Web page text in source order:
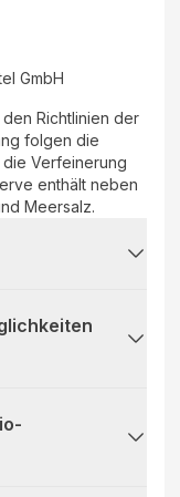
GmbH
Richtlinien der
folgen die
Verfeinerung
enthält neben
Meersalz.